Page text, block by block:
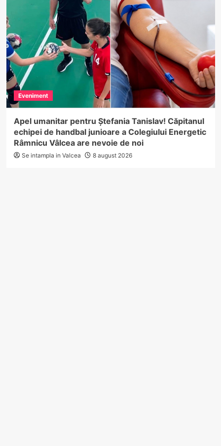
Eveniment
Apel umanitar pentru Ștefania Tanislav! Căpitanul
echipei de handbal junioare a Colegiului Energetic
Râmnicu Vâlcea are nevoie de noi
Se intampla in Valcea 8 august 2026